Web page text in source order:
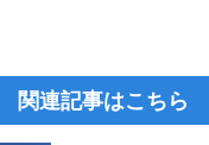
関連記事はこちら